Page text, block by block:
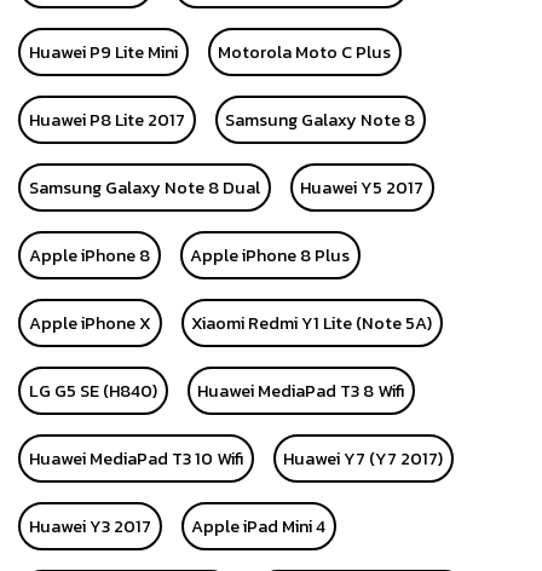
Huawei P9 Lite Mini Motorola Moto C Plus
Huawei P8 Lite 2017 Samsung Galaxy Note 8
Samsung Galaxy Note 8 Dual Huawei Y5 2017
Apple iPhone 8 Apple iPhone 8 Plus
Apple iPhone X Xiaomi Redmi Y1 Lite (Note 5A)
LG G5 SE (H840) Huawei MediaPad T3 8 Wifi
Huawei MediaPad T3 10 Wifi Huawei Y7 (Y7 2017)
Huawei Y3 2017 Apple iPad Mini 4